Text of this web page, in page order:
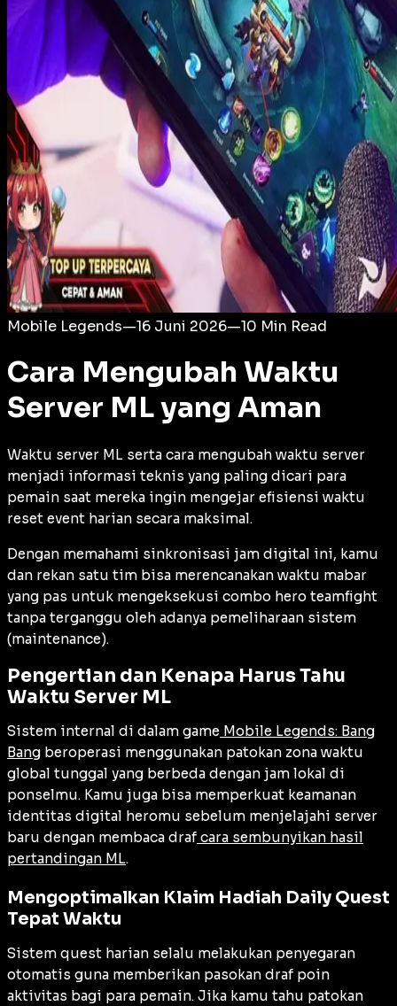
Login
Mobile Legends—16 Juni 2026—10 Min Read
Cara Mengubah Waktu
Server ML yang Aman
Waktu server ML serta cara mengubah waktu server
menjadi informasi teknis yang paling dicari para
pemain saat mereka ingin mengejar efisiensi waktu
reset event harian secara maksimal.
Dengan memahami sinkronisasi jam digital ini, kamu
dan rekan satu tim bisa merencanakan waktu mabar
yang pas untuk mengeksekusi combo hero teamfight
tanpa terganggu oleh adanya pemeliharaan sistem
(maintenance).
Pengertian dan Kenapa Harus Tahu
Waktu Server ML
Sistem internal di dalam game Mobile Legends: Bang
Bang beroperasi menggunakan patokan zona waktu
global tunggal yang berbeda dengan jam lokal di
ponselmu. Kamu juga bisa memperkuat keamanan
identitas digital heromu sebelum menjelajahi server
baru dengan membaca draf cara sembunyikan hasil
pertandingan ML.
Mengoptimalkan Klaim Hadiah Daily Quest
Tepat Waktu
Sistem quest harian selalu melakukan penyegaran
otomatis guna memberikan pasokan draf poin
aktivitas bagi para pemain. Jika kamu tahu patokan